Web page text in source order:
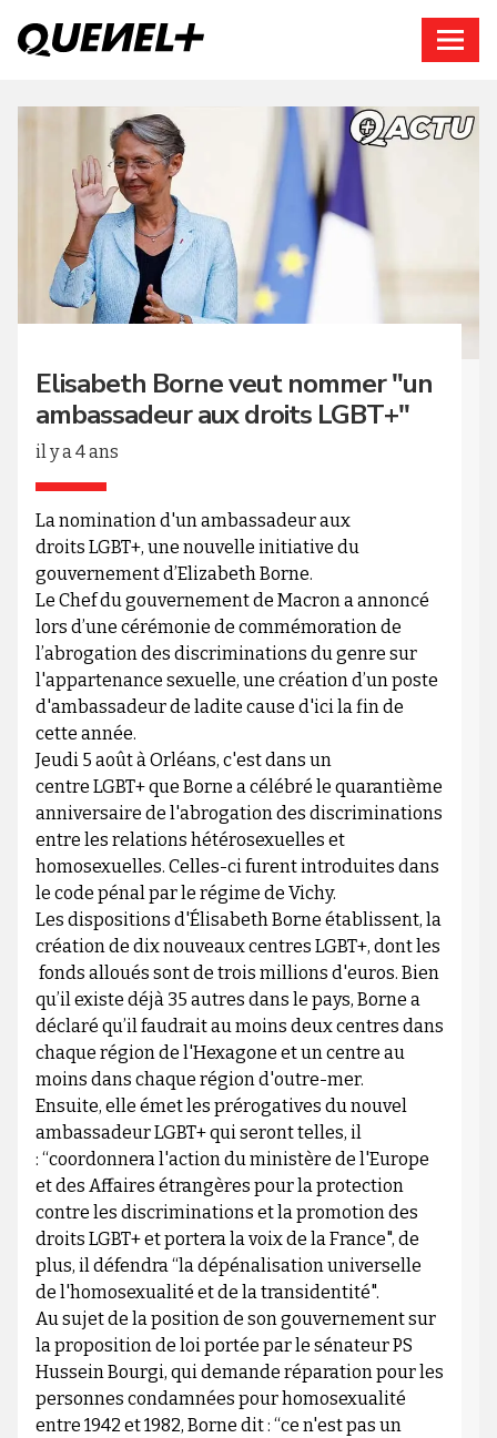
Elisabeth Borne veut nommer "un
ambassadeur aux droits LGBT+"
il y a 4 ans
La nomination d'un ambassadeur aux
droits LGBT+, une nouvelle initiative du
gouvernement d’Elizabeth Borne.
Le Chef du gouvernement de Macron a annoncé
lors d’une cérémonie de commémoration de
l’abrogation des discriminations du genre sur
l'appartenance sexuelle, une création d’un poste
d'ambassadeur de ladite cause d'ici la fin de
cette année.
Jeudi 5 août à Orléans, c'est dans un
centre LGBT+ que Borne a célébré le quarantième
anniversaire de l'abrogation des discriminations
entre les relations hétérosexuelles et
homosexuelles. Celles-ci furent introduites dans
le code pénal par le régime de Vichy.
Les dispositions d'Élisabeth Borne établissent, la
création de dix nouveaux centres LGBT+, dont les
fonds alloués sont de trois millions d'euros. Bien
qu’il existe déjà 35 autres dans le pays, Borne a
déclaré qu’il faudrait au moins deux centres dans
chaque région de l'Hexagone et un centre au
moins dans chaque région d'outre-mer.
Ensuite, elle émet les prérogatives du nouvel
ambassadeur LGBT+ qui seront telles, il
: “coordonnera l'action du ministère de l'Europe
et des Affaires étrangères pour la protection
contre les discriminations et la promotion des
droits LGBT+ et portera la voix de la France", de
plus, il défendra “la dépénalisation universelle
de l'homosexualité et de la transidentité".
Au sujet de la position de son gouvernement sur
la proposition de loi portée par le sénateur PS
Hussein Bourgi, qui demande réparation pour les
personnes condamnées pour homosexualité
entre 1942 et 1982, Borne dit : “ce n'est pas un